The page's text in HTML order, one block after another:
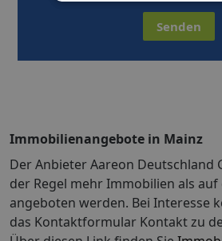
Senden
Immobilienangebote in Mainz
Der Anbieter Aareon Deutschland
der Regel mehr Immobilien als
angeboten werden. Bei Interesse
das Kontaktformular Kontakt zu